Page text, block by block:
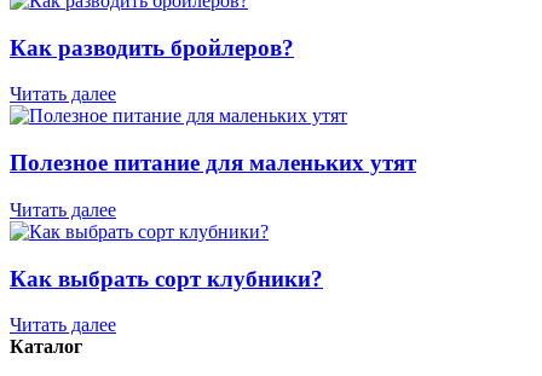
Как разводить бройлеров?
Читать далее
Полезное питание для маленьких утят
Читать далее
Как выбрать сорт клубники?
Читать далее
Каталог